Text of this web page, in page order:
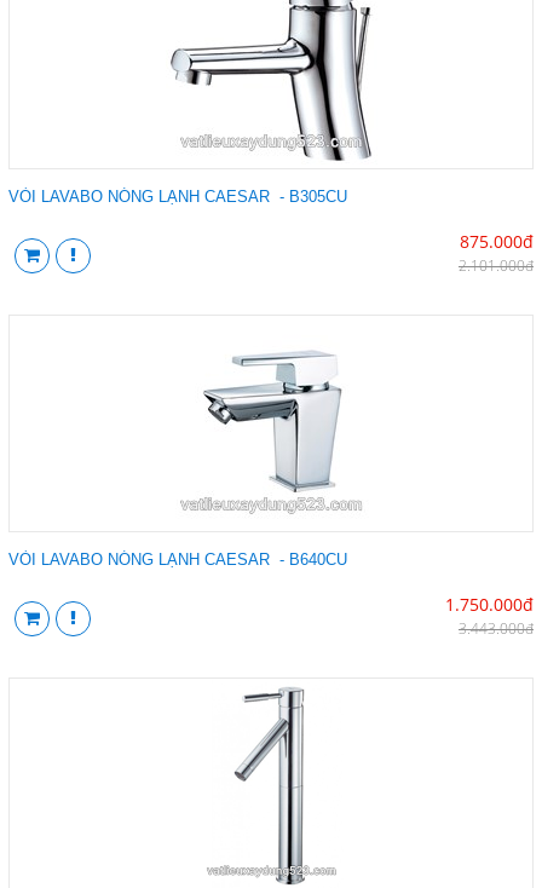
VÒI LAVABO NÓNG LẠNH CAESAR - B305CU
875.000đ
2.101.000đ
VÒI LAVABO NÓNG LẠNH CAESAR - B640CU
1.750.000đ
3.443.000đ